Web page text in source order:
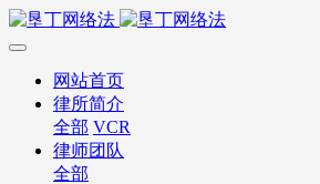
网站首页
律所简介
全部 VCR
律师团队
全部